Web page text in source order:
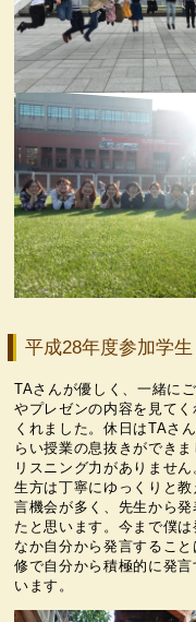
平成28年度参加学生
TAさんが優しく、一緒に
やプレゼンの内容を見て
くれました。休日はTAさ
らい授業の息抜きができ
リスニング力がありませ
生方は丁寧にゆっくりと
言機会が多く、先生から
たと思います。今まで僕
なか自分から発言するこ
修で自分から積極的に発
います。